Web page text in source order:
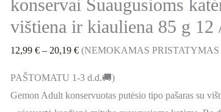
konservai Suaugusioms
vištiena ir kiauliena 85 g 12
12,99€ – 20,19€ (NEMOKAMAS
PAŠTOMATU 1-3 d.d.🚚)
Gemon Adult konservuotas putėsio tipo pašaras su
12
/
24
vnt